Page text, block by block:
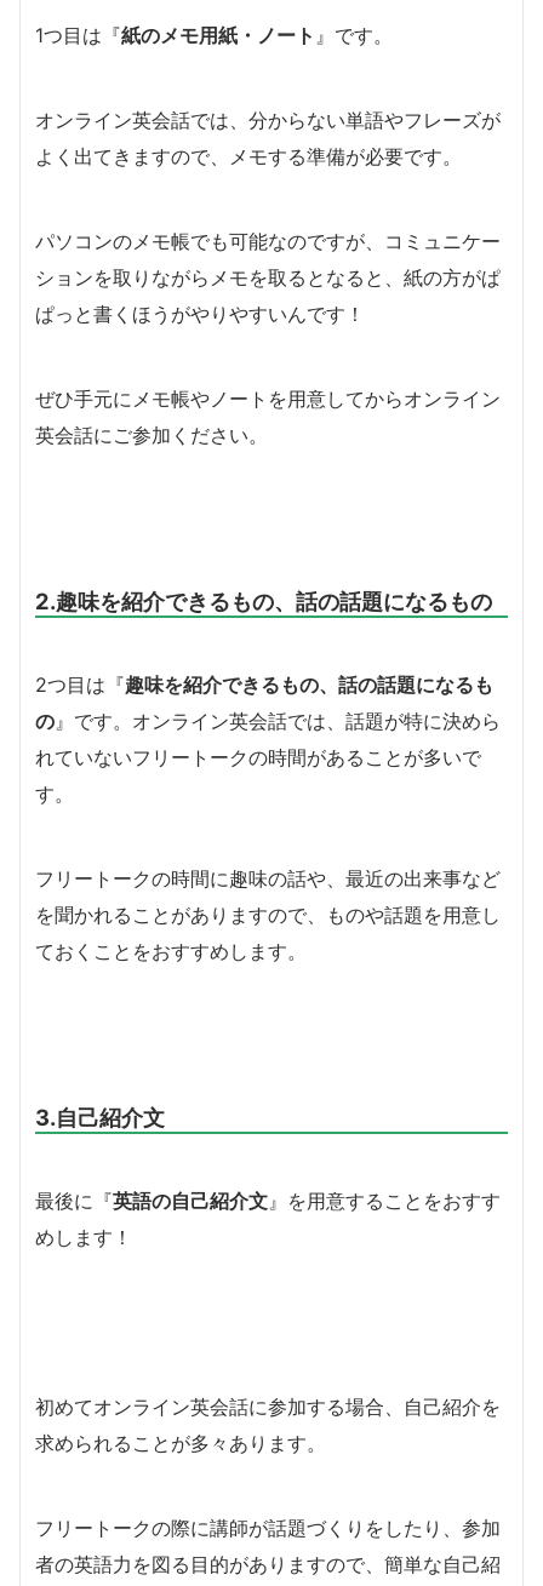
1つ目は『紙のメモ用紙・ノート 』です。
オンライン英会話では、分からない単語やフレーズが
よく出てきますので、メモする準備が必要です。
パソコンのメモ帳でも可能なのですが、コミュニケー
ションを取りながらメモを取るとなると、紙の方がぱ
ぱっと書くほうがやりやすいんです！
ぜひ手元にメモ帳やノートを用意してからオンライン
英会話にご参加ください。
2.趣味を紹介できるもの、話の話題になるもの
2つ目は『趣味を紹介できるもの、話の話題になるも
の 』です。オンライン英会話では、話題が特に決めら
れていないフリートークの時間があることが多いで
す。
フリートークの時間に趣味の話や、最近の出来事など
を聞かれることがありますので、ものや話題を用意し
ておくことをおすすめします。
3.自己紹介文
最後に『英語の自己紹介文 』を用意することをおすす
めします！
初めてオンライン英会話に参加する場合、自己紹介を
求められることが多々あります。
フリートークの際に講師が話題づくりをしたり、参加
者の英語力を図る目的がありますので、簡単な自己紹